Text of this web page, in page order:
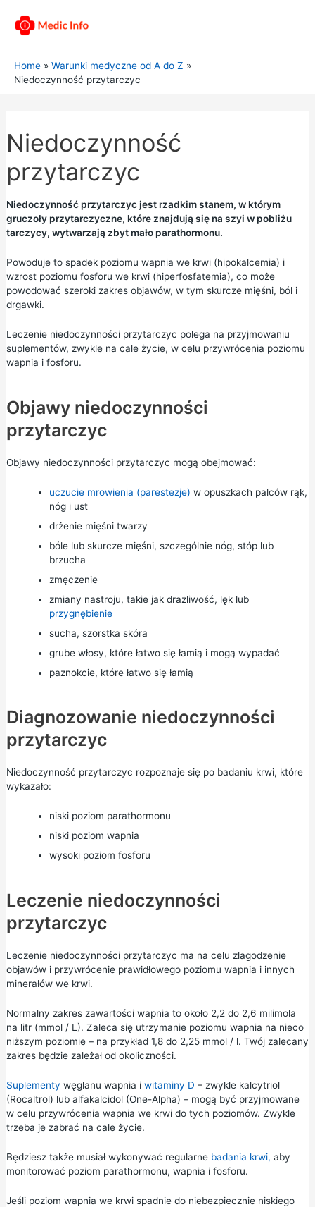
Home
Warunki medyczne od A do Z
Niedoczynność przytarczyc
Niedoczynność
przytarczyc
Niedoczynność przytarczyc jest rzadkim stanem, w którym
gruczoły przytarczyczne, które znajdują się na szyi w pobliżu
tarczycy, wytwarzają zbyt mało parathormonu.
Powoduje to spadek poziomu wapnia we krwi (hipokalcemia) i
wzrost poziomu fosforu we krwi (hiperfosfatemia), co może
powodować szeroki zakres objawów, w tym skurcze mięśni, ból i
drgawki.
Leczenie niedoczynności przytarczyc polega na przyjmowaniu
suplementów, zwykle na całe życie, w celu przywrócenia poziomu
wapnia i fosforu.
Objawy niedoczynności
przytarczyc
Objawy niedoczynności przytarczyc mogą obejmować:
uczucie mrowienia (parestezje) w opuszkach palców rąk,
nóg i ust
drżenie mięśni twarzy
bóle lub skurcze mięśni, szczególnie nóg, stóp lub
brzucha
zmęczenie
zmiany nastroju, takie jak drażliwość, lęk lub
przygnębienie
sucha, szorstka skóra
grube włosy, które łatwo się łamią i mogą wypadać
paznokcie, które łatwo się łamią
Diagnozowanie niedoczynności
przytarczyc
Niedoczynność przytarczyc rozpoznaje się po badaniu krwi, które
wykazało:
niski poziom parathormonu
niski poziom wapnia
wysoki poziom fosforu
Leczenie niedoczynności
przytarczyc
Leczenie niedoczynności przytarczyc ma na celu złagodzenie
objawów i przywrócenie prawidłowego poziomu wapnia i innych
minerałów we krwi.
Normalny zakres zawartości wapnia to około 2,2 do 2,6 milimola
na litr (mmol / L). Zaleca się utrzymanie poziomu wapnia na nieco
niższym poziomie – na przykład 1,8 do 2,25 mmol / l. Twój zalecany
zakres będzie zależał od okoliczności.
Suplementy węglanu wapnia i witaminy D – zwykle kalcytriol
(Rocaltrol) lub alfakalcidol (One-Alpha) – mogą być przyjmowane
w celu przywrócenia wapnia we krwi do tych poziomów. Zwykle
trzeba je zabrać na całe życie.
Będziesz także musiał wykonywać regularne badania krwi, aby
monitorować poziom parathormonu, wapnia i fosforu.
Jeśli poziom wapnia we krwi spadnie do niebezpiecznie niskiego